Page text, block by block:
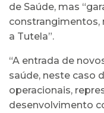
de Saúde, mas
constrangimentos,
a Tutela”.
“A entrada de
saúde, neste caso
operacionais,
desenvolvimento